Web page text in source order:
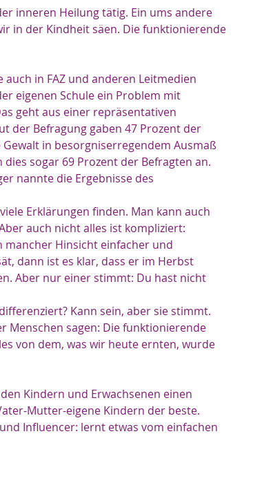
inneren Heilung tätig. Ein ums andere
in der Kindheit säen. Die funktionierende
auch in FAZ und anderen Leitmedien
eigenen Schule ein Problem mit
geht aus einer repräsentativen
der Befragung gaben 47 Prozent der
in besorgniserregendem Ausmaß
sogar 69 Prozent der Befragten an.
nannte die Ergebnisse des
Erklärungen finden. Man kann auch
auch nicht alles ist kompliziert:
mancher Hinsicht einfacher und
dann ist es klar, dass er im Herbst
Aber nur einer stimmt: Du hast nicht
Kann sein, aber sie stimmt.
Menschen sagen: Die funktionierende
von dem, was wir heute ernten, wurde
Kindern und Erwachsenen einen
Mutter-eigene Kindern der beste.
Influencer: lernt etwas vom einfachen